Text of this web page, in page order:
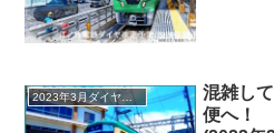
2023年3月ダイヤ改正
混雑し
便へ！